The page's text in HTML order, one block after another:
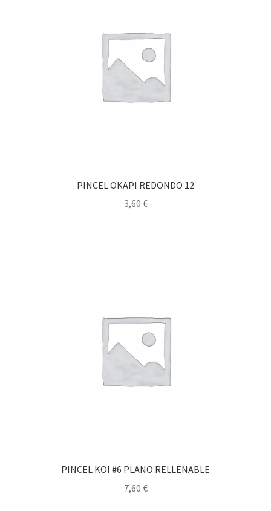
PINCEL OKAPI REDONDO 12
3,60 €
PINCEL KOI #6 PLANO RELLENABLE
7,60 €